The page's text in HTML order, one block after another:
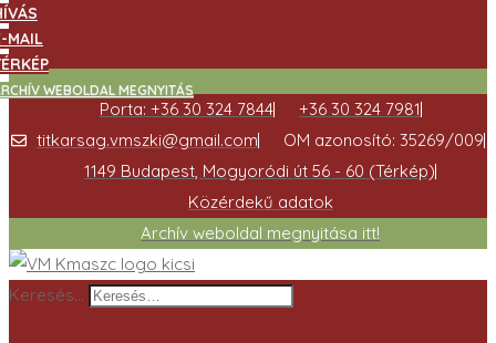
MAIL
WEBOLDAL MEGNYITÁS
Porta: +36 30 324 7844
+36 30 324 7981
titkarsag.vmszki@gmail.com
OM azonosító: 35269/009
1149 Budapest, Mogyoródi út 56 - 60 (Térkép)
Közérdekű adatok
Archív weboldal megnyitása itt!
Keresés…